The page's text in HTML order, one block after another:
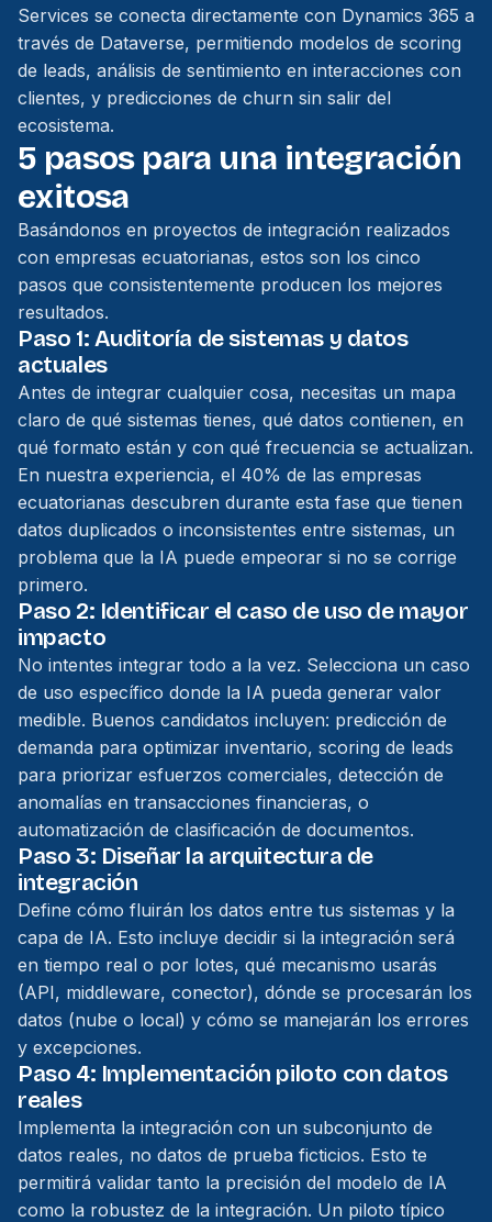
Services se conecta directamente con Dynamics 365 a
través de Dataverse, permitiendo modelos de scoring
de leads, análisis de sentimiento en interacciones con
clientes, y predicciones de churn sin salir del
ecosistema.
5 pasos para una integración
exitosa
Basándonos en proyectos de integración realizados
con empresas ecuatorianas, estos son los cinco
pasos que consistentemente producen los mejores
resultados.
Paso 1: Auditoría de sistemas y datos
actuales
Antes de integrar cualquier cosa, necesitas un mapa
claro de qué sistemas tienes, qué datos contienen, en
qué formato están y con qué frecuencia se actualizan.
En nuestra experiencia, el 40% de las empresas
ecuatorianas descubren durante esta fase que tienen
datos duplicados o inconsistentes entre sistemas, un
problema que la IA puede empeorar si no se corrige
primero.
Paso 2: Identificar el caso de uso de mayor
impacto
No intentes integrar todo a la vez. Selecciona un caso
de uso específico donde la IA pueda generar valor
medible. Buenos candidatos incluyen: predicción de
demanda para optimizar inventario, scoring de leads
para priorizar esfuerzos comerciales, detección de
anomalías en transacciones financieras, o
automatización de clasificación de documentos.
Paso 3: Diseñar la arquitectura de
integración
Define cómo fluirán los datos entre tus sistemas y la
capa de IA. Esto incluye decidir si la integración será
en tiempo real o por lotes, qué mecanismo usarás
(API, middleware, conector), dónde se procesarán los
datos (nube o local) y cómo se manejarán los errores
y excepciones.
Paso 4: Implementación piloto con datos
reales
Implementa la integración con un subconjunto de
datos reales, no datos de prueba ficticios. Esto te
permitirá validar tanto la precisión del modelo de IA
como la robustez de la integración. Un piloto típico